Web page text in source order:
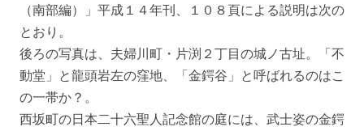
（南部編）」平成１４年刊、１０８頁による説明は次の
とおり。
後ろの写真は、夫婦川町・片渕２丁目の城ノ古址。「不
動堂」と龍頭岩左の窪地、「金鍔谷」と呼ばれるのはこ
の一帯か？。
西坂町の日本二十六聖人記念館の庭には、武士姿の金鍔